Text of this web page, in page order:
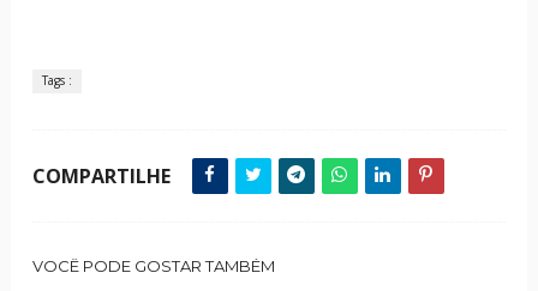
Tags :
COMPARTILHE
VOCÊ PODE GOSTAR TAMBÉM